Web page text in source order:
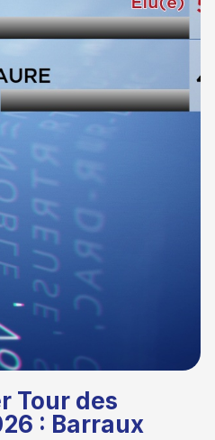
Tour des
: Barraux